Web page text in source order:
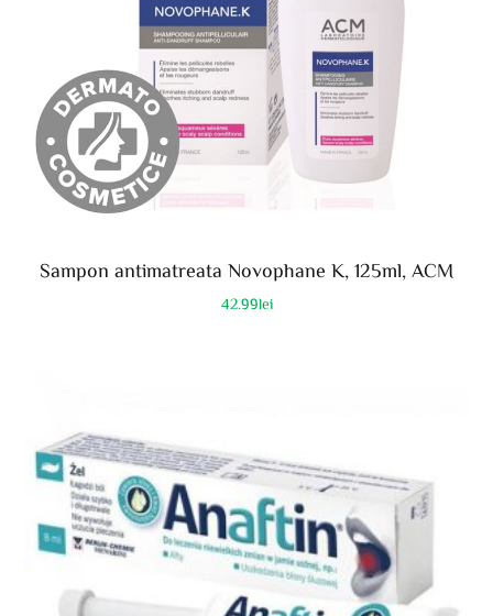
Sampon antimatreata Novophane K, 125ml, ACM
42.99lei